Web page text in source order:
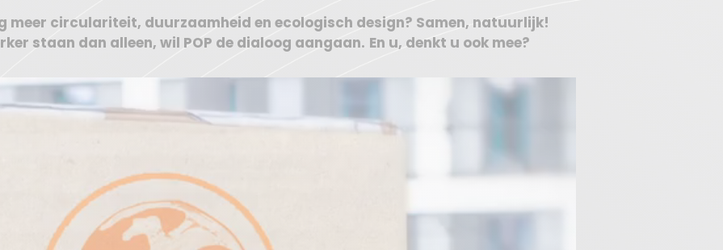
meer circulariteit, duurzaamheid en ecologisch design? Samen, natuurlijk!
staan dan alleen, wil POP de dialoog aangaan. En u, denkt u ook mee?